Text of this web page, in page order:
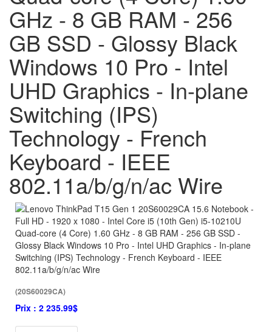
GHz - 8 GB RAM - 256
GB SSD - Glossy Black
Windows 10 Pro - Intel
UHD Graphics - In-plane
Switching (IPS)
Technology - French
Keyboard - IEEE
802.11a/b/g/n/ac Wire
(20S60029CA)
Prix : 2 235.99$